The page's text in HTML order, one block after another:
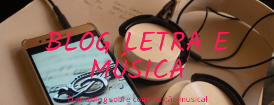
BLOG LETRA E
MÚSICA
O seu blog sobre composição musical